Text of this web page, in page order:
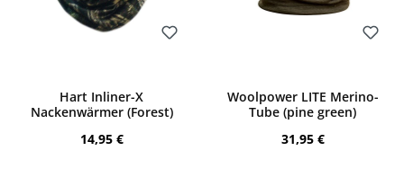
Hart Inliner-X
Nackenwärmer (Forest)
Regulärer Preis:
14,95 €
Woolpower LITE Merino-
Tube (pine green)
Regulärer Preis:
31,95 €